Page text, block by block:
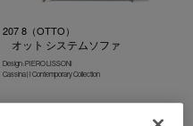
207 8（OTTO）
オット システムソファ
Design : PIERO LISSONI
Cassina | I Contemporary Collection